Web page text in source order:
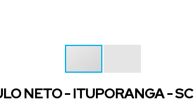
NETO - ITUPORANGA - SC